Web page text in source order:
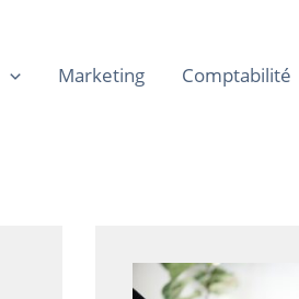
Marketing Comptabilité